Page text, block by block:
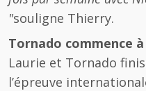
"souligne Thierry.
Tornado commence
Laurie et Tornado
l’épreuve